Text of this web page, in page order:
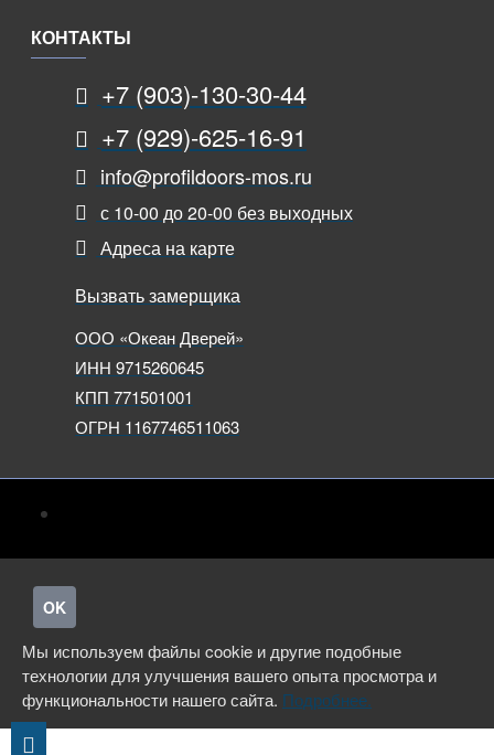
КОНТАКТЫ
+7 (903)-130-30-44
+7 (929)-625-16-91
info@profildoors-mos.ru
с 10-00 до 20-00 без выходных
Адреса на карте
Вызвать замерщика
ООО «Океан Дверей»
ИНН 9715260645
КПП 771501001
ОГРН 1167746511063
OK
Мы используем файлы cookie и другие подобные
технологии для улучшения вашего опыта просмотра и
функциональности нашего сайта. Подробнее.